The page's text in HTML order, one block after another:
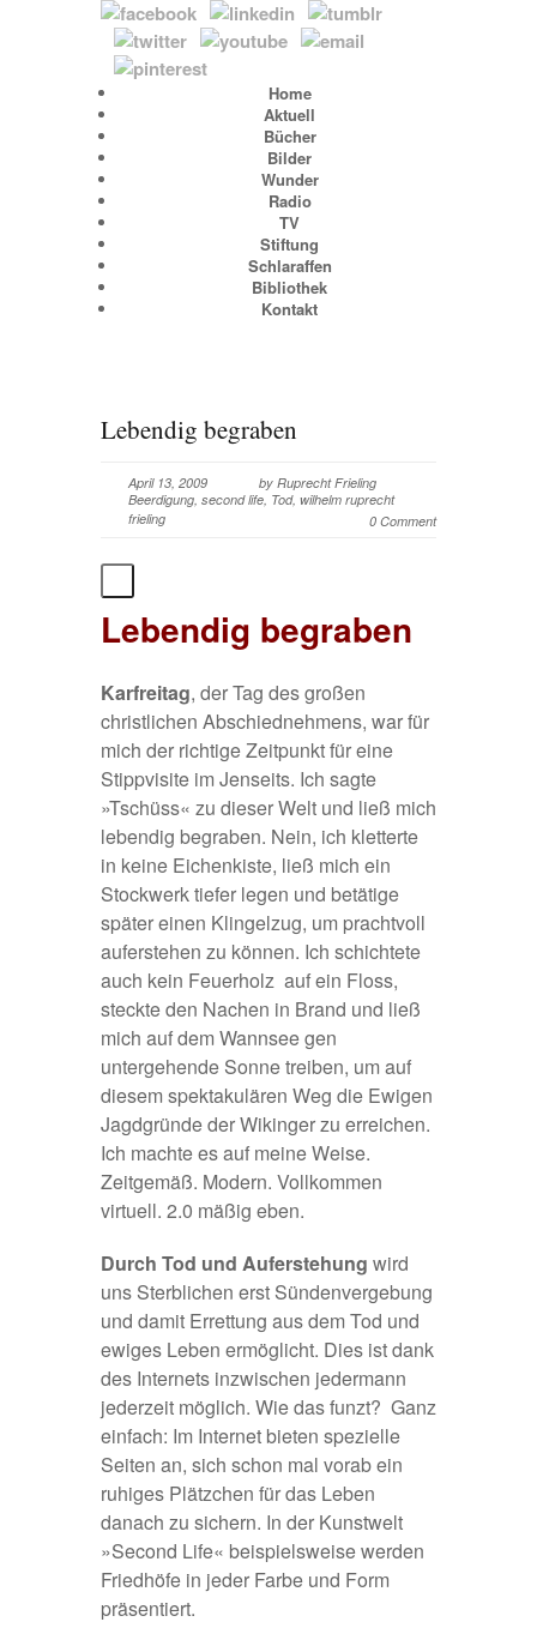
Home
Aktuell
Bücher
Bilder
Wunder
Radio
TV
Stiftung
Schlaraffen
Bibliothek
Kontakt
Lebendig begraben
April 13, 2009 by Ruprecht Frieling
Beerdigung, second life, Tod, wilhelm ruprecht
frieling
0 Comment
Lebendig begraben
Karfreitag, der Tag des großen
christlichen Abschiednehmens, war für
mich der richtige Zeitpunkt für eine
Stippvisite im Jenseits. Ich sagte
»Tschüss« zu dieser Welt und ließ mich
lebendig begraben. Nein, ich kletterte
in keine Eichenkiste, ließ mich ein
Stockwerk tiefer legen und betätige
später einen Klingelzug, um prachtvoll
auferstehen zu können. Ich schichtete
auch kein Feuerholz auf ein Floss,
steckte den Nachen in Brand und ließ
mich auf dem Wannsee gen
untergehende Sonne treiben, um auf
diesem spektakulären Weg die Ewigen
Jagdgründe der Wikinger zu erreichen.
Ich machte es auf meine Weise.
Zeitgemäß. Modern. Vollkommen
virtuell. 2.0 mäßig eben.
Durch Tod und Auferstehung wird
uns Sterblichen erst Sündenvergebung
und damit Errettung aus dem Tod und
ewiges Leben ermöglicht. Dies ist dank
des Internets inzwischen jedermann
jederzeit möglich. Wie das funzt?  Ganz
einfach: Im Internet bieten spezielle
Seiten an, sich schon mal vorab ein
ruhiges Plätzchen für das Leben
danach zu sichern. In der Kunstwelt
»Second Life« beispielsweise werden
Friedhöfe in jeder Farbe und Form
präsentiert.